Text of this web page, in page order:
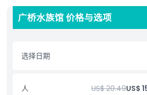
水族馆最令人兴奋的特点之一是能够通过
得真正的水下体验，您可以看到鱼类和其他
海洋动物，水族馆还设有其他有趣的景点
水族馆不仅仅是娱乐场所，它也是学习海洋
洋生物。
广桥水族馆 价格与选项
选择日期
人 US$ 20.49US$